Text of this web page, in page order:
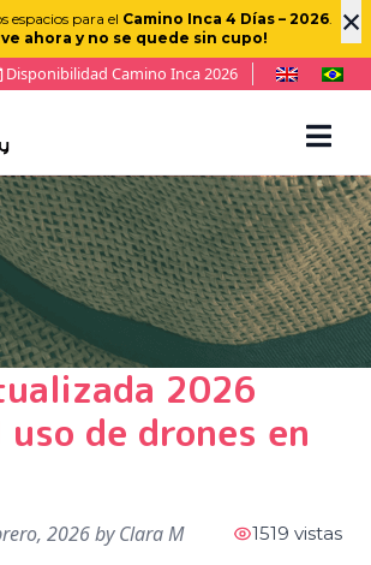
×
espacios para el Camino Inca 4 Días – 2026.
ahora y no se quede sin cupo!
Disponibilidad Camino Inca 2026
2026
de drones en
2026byClara M
1519 vistas